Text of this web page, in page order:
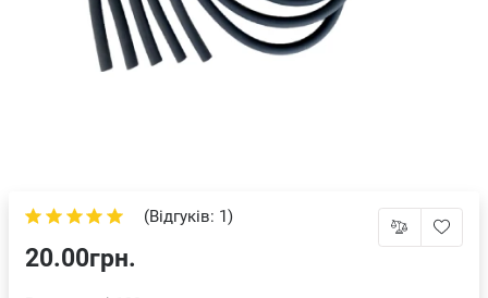
(Відгуків: 1)
20.00грн.